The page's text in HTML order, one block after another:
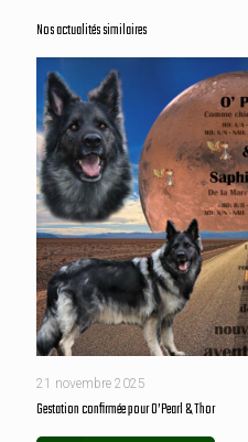
Nos actualités similaires
21 novembre 2025
Gestation confirmée pour O’Pearl & Thor